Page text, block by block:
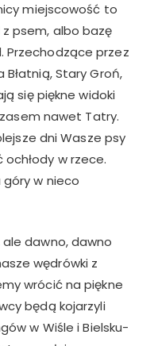
miejscowość to
psem, albo bazę
Przechodzące przez
Stary Groń,
się piękne widoki
nawet Tatry.
dni Wasze psy
w rzece.
w nieco
dawno, dawno
wędrówki z
wrócić na piękne
będą kojarzyli
w Wiśle i Bielsku-